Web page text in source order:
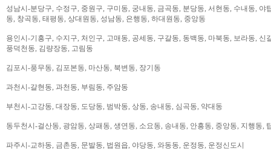
성남시-분당구, 수정구, 중원구, 구미동, 궁내동, 금곡동, 분당동, 서현동, 수내동,
동, 창곡동, 태평동, 상대원동, 성남동, 은행동, 하대원동, 중앙동
용인시-기흥구, 수지구, 처인구, 고매동, 공세동, 구갈동, 동백동, 마북동, 보라동,
풍덕천동, 김량장동, 고림동
김포시-풍무동, 김포본동, 마산동, 북변동, 장기동
과천시-갈현동, 과천동, 부림동, 주암동
부천시-고강동, 대장동, 도당동, 범박동, 상동, 송내동, 심곡동, 약대동
동두천시-걸산동, 광암동, 상패동, 생연동, 소요동, 송내동, 안흥동, 중앙동, 지행동,
파주시-교하동, 금촌동, 문발동, 법원읍, 야당동, 와동동, 운정동, 운정신도시